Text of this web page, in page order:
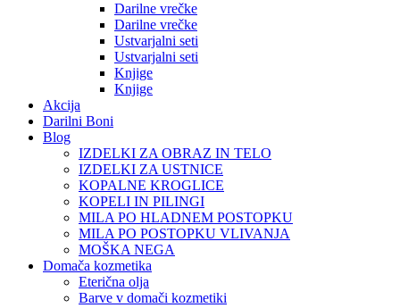
Darilne vrečke
Darilne vrečke
Ustvarjalni seti
Ustvarjalni seti
Knjige
Knjige
Akcija
Darilni Boni
Blog
IZDELKI ZA OBRAZ IN TELO
IZDELKI ZA USTNICE
KOPALNE KROGLICE
KOPELI IN PILINGI
MILA PO HLADNEM POSTOPKU
MILA PO POSTOPKU VLIVANJA
MOŠKA NEGA
Domača kozmetika
Eterična olja
Barve v domači kozmetiki